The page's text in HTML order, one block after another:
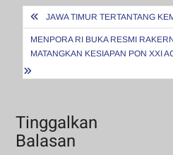
Navigasi
pos
JAWA TIMUR TERTANTANG
MENPORA RI BUKA RESMI
MATANGKAN KESIAPAN PON XXI
Tinggalkan
Balasan